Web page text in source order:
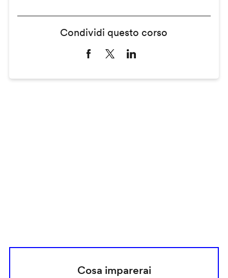
Condividi questo corso
Cosa imparerai